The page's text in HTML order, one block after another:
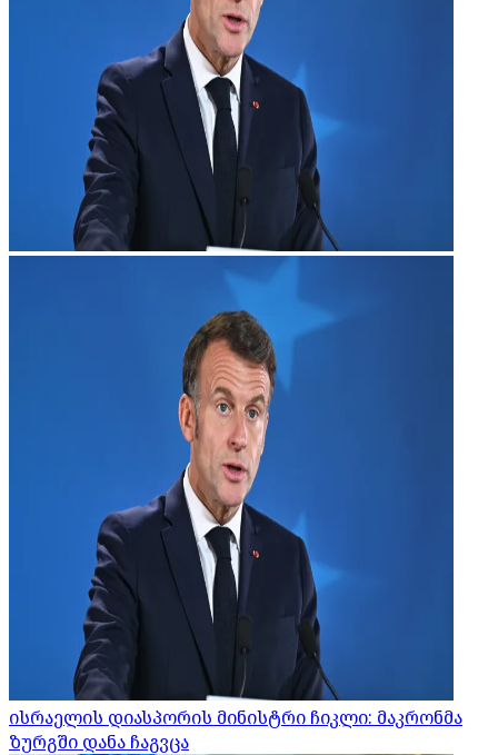
ისრაელის დიასპორის მინისტრი ჩიკლი: მაკრონმა
ზურგში დანა ჩაგვცა